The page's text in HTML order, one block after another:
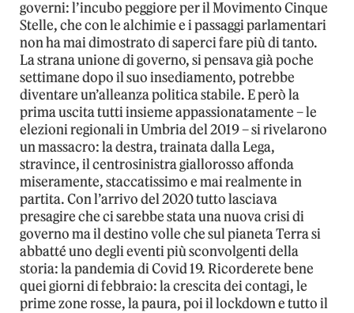
governi: l’incubo peggiore per il Movimento Cinque
Stelle, che con le alchimie e i passaggi parlamentari
non ha mai dimostrato di saperci fare più di tanto.
La strana unione di governo, si pensava già poche
settimane dopo il suo insediamento, potrebbe
diventare un’alleanza politica stabile. E però la
prima uscita tutti insieme appassionatamente – le
elezioni regionali in Umbria del 2019 – si rivelarono
un massacro: la destra, trainata dalla Lega,
stravince, il centrosinistra giallorosso affonda
miseramente, staccatissimo e mai realmente in
partita. Con l’arrivo del 2020 tutto lasciava
presagire che ci sarebbe stata una nuova crisi di
governo ma il destino volle che sul pianeta Terra si
abbatté uno degli eventi più sconvolgenti della
storia: la pandemia di Covid 19. Ricorderete bene
quei giorni di febbraio: la crescita dei contagi, le
prime zone rosse, la paura, poi il lockdown e tutto il